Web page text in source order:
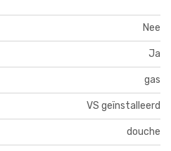
Nee
Ja
gas
VS geïnstalleerd
douche